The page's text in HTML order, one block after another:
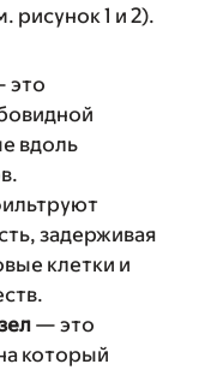
рисунок 1 и 2).
это
вдоль
задерживая
клетки и
— это
который